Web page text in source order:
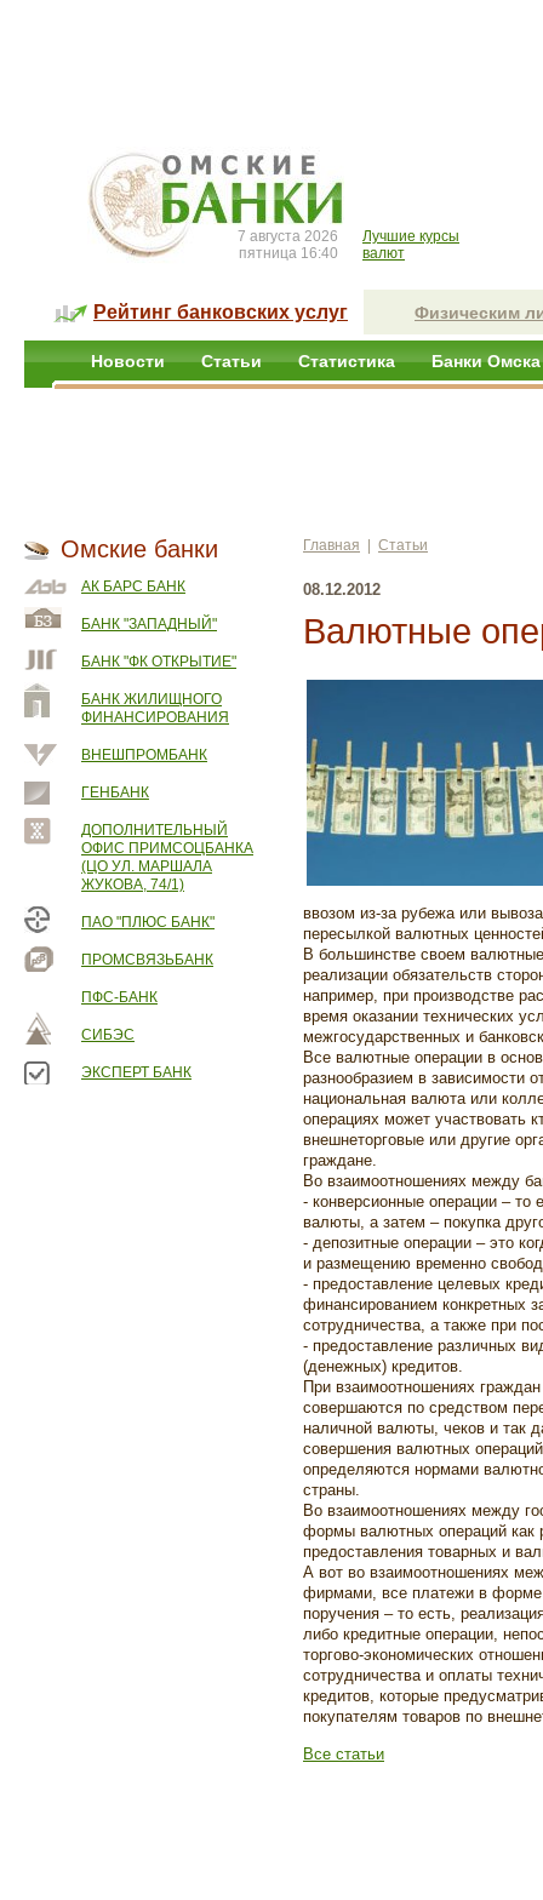
7 августа 2026
пятница 16:40
Лучшие курсы
валют
Рейтинг банковских услуг Физическим
Новости Статьи Статистика Банки Омска
Омские банки
АК БАРС БАНК
БАНК "ЗАПАДНЫЙ"
БАНК "ФК ОТКРЫТИЕ"
БАНК ЖИЛИЩНОГО
ФИНАНСИРОВАНИЯ
ВНЕШПРОМБАНК
ГЕНБАНК
ДОПОЛНИТЕЛЬНЫЙ
ОФИС ПРИМСОЦБАНКА
(ЦО УЛ. МАРШАЛА
ЖУКОВА, 74/1)
ПАО "ПЛЮС БАНК"
ПРОМСВЯЗЬБАНК
ПФС-БАНК
СИБЭС
ЭКСПЕРТ БАНК
Главная Статьи
08.12.2012
Валютные
ввозом из-за рубежа или
пересылкой валютных
В большинстве своем
реализации обязательств
например, при производстве
время оказании технических
межгосударственных и
Все валютные операции в
разнообразием в зависимости
национальная валюта или
операциях может участвовать
внешнеторговые или другие
граждане.
Во взаимоотношениях между
- конверсионные операции – то
валюты, а затем – покупка
- депозитные операции – это
и размещению временно
- предоставление целевых
финансированием конкретных
сотрудничества, а также при
- предоставление различных
(денежных) кредитов.
При взаимоотношениях
совершаются по средством
наличной валюты, чеков и так
совершения валютных
определяются нормами
страны.
Во взаимоотношениях между
формы валютных операций как
предоставления товарных и
А вот во взаимоотношениях
фирмами, все платежи в форме
поручения – то есть,
либо кредитные операции,
торгово-экономических
сотрудничества и оплаты
кредитов, которые
покупателям товаров по
Все статьи